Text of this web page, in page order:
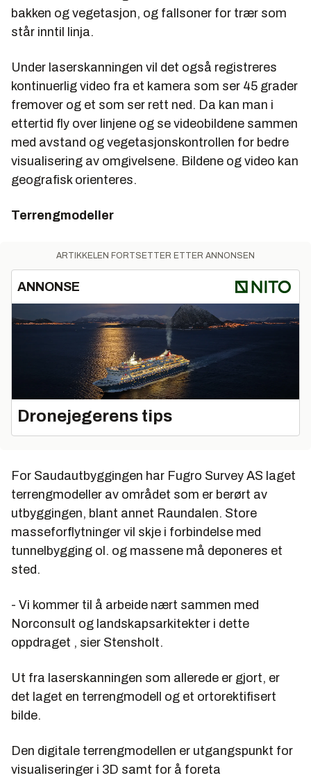
bakken og vegetasjon, og fallsoner for trær som
står inntil linja.
Under laserskanningen vil det også registreres
kontinuerlig video fra et kamera som ser 45 grader
fremover og et som ser rett ned. Da kan man i
ettertid fly over linjene og se videobildene sammen
med avstand og vegetasjonskontrollen for bedre
visualisering av omgivelsene. Bildene og video kan
geografisk orienteres.
Terrengmodeller
ARTIKKELEN FORTSETTER ETTER ANNONSEN
ANNONSE
Dronejegerens tips
For Saudautbyggingen har Fugro Survey AS laget
terrengmodeller av området som er berørt av
utbyggingen, blant annet Raundalen. Store
masseforflytninger vil skje i forbindelse med
tunnelbygging ol. og massene må deponeres et
sted.
- Vi kommer til å arbeide nært sammen med
Norconsult og landskapsarkitekter i dette
oppdraget , sier Stensholt.
Ut fra laserskanningen som allerede er gjort, er
det laget en terrengmodell og et ortorektifisert
bilde.
Den digitale terrengmodellen er utgangspunkt for
visualiseringer i 3D samt for å foreta